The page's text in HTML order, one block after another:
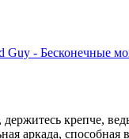
Guy - Бесконечные
крепче,
аркада, способная